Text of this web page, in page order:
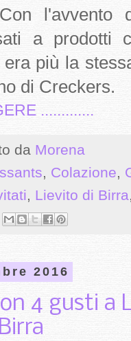
l'avvento
a prodotti
più la
di Creckers.
.............
da Morena
, Colazione,
, Lievito di Birra
2016
4 gusti a